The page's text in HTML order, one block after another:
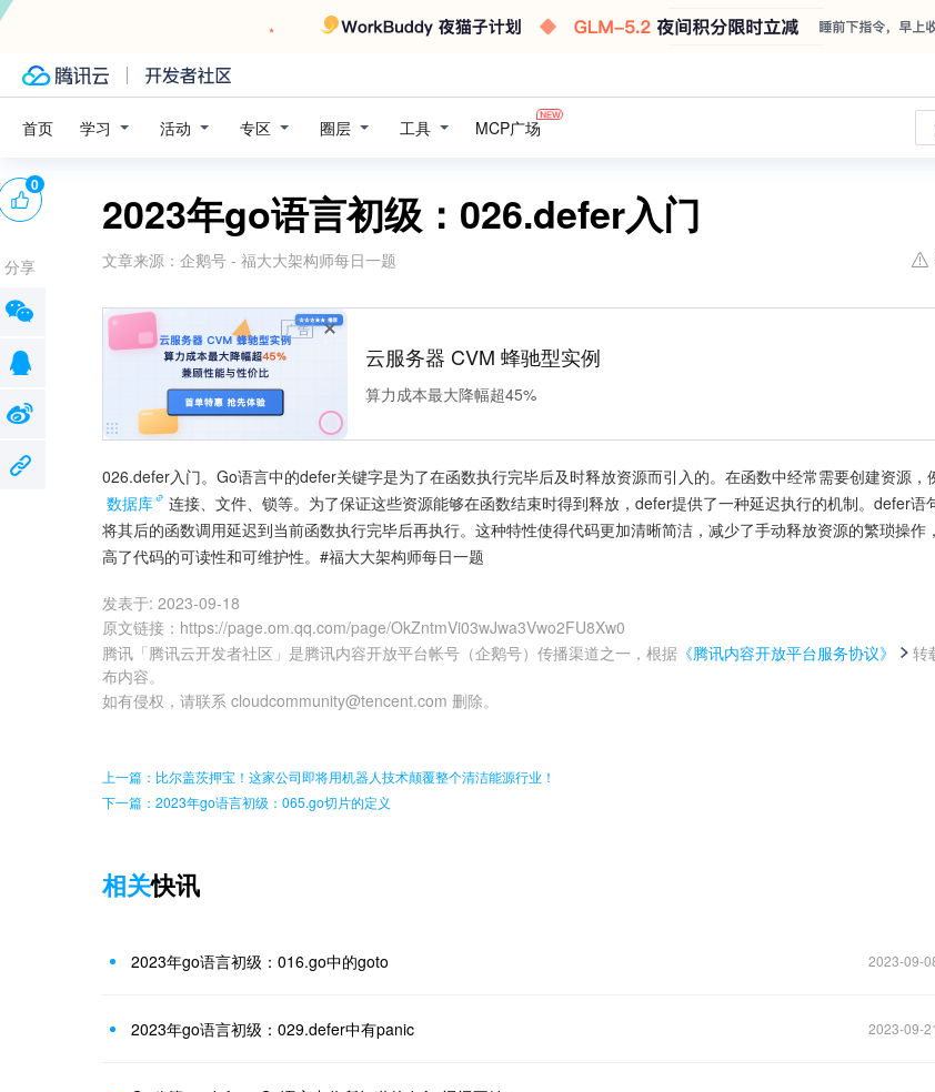
首页 学习 活动 专区 圈层 工具 MCP广场
2023年go语言初级：026.defer入门
文章来源： 企鹅号 - 福大大架构师每日一题
广告
云服务器 CVM 蜂驰型实例
算力成本最大降幅超45%
026.defer入门。Go语言中的defer关键字是为了在函数执行完毕后及时释放资源而引入的。在函数中经常需要创建资源，
数据库
连接、文件、锁等。为了保证这些资源能够在函数结束时得到释放，defer提供了一种延迟执行的机制。defer语
将其后的函数调用延迟到当前函数执行完毕后再执行。这种特性使得代码更加清晰简洁，减少了手动释放资源的繁琐操作
高了代码的可读性和可维护性。#福大大架构师每日一题
发表于: 2023-09-18
原文链接 ： https://page.om.qq.com/page/OkZntmVi03wJwa3Vwo2FU8Xw0
腾讯「腾讯云开发者社区」是腾讯内容开放平台帐号（企鹅号）传播渠道之一，根据 《腾讯内容开放平台服务协议》
转
布内容。
如有侵权，请联系 cloudcommunity@tencent.com 删除。
0
分享
上一篇：比尔盖茨押宝！这家公司即将用机器人技术颠覆整个清洁能源行业！
下一篇：2023年go语言初级：065.go切片的定义
相关快讯
2023年go语言初级：016.go中的goto 2023-09-
2023年go语言初级：029.defer中有panic 2023-09-21